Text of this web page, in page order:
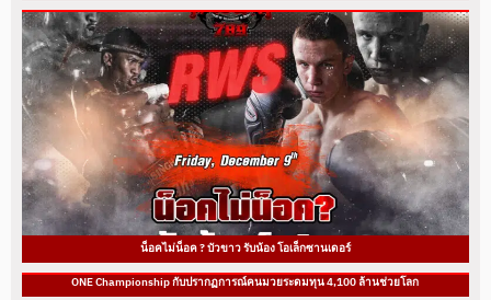
น็อคไม่น็อค ? บัวขาว รับน้อง โอเล็กซานเดอร์
ONE Championship กับปรากฏการณ์คนมวยระดมทุน 4,100 ล้านช่วยโลก